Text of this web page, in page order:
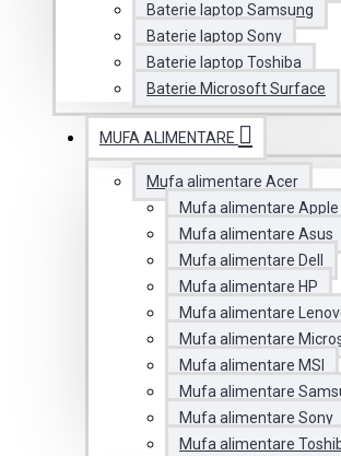
Baterie laptop Samsung
Baterie laptop Sony
Baterie laptop Toshiba
Baterie Microsoft Surface
MUFA ALIMENTARE
Mufa alimentare Acer
Mufa alimentare Apple
Mufa alimentare Asus
Mufa alimentare Dell
Mufa alimentare HP
Mufa alimentare
Mufa alimentare
Mufa alimentare MSI
Mufa alimentare
Mufa alimentare Sony
Mufa alimentare